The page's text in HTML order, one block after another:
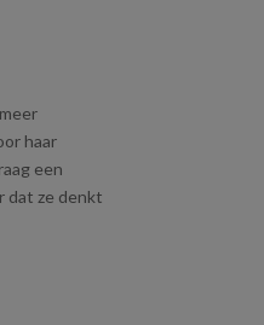
haar
een
dat ze denkt